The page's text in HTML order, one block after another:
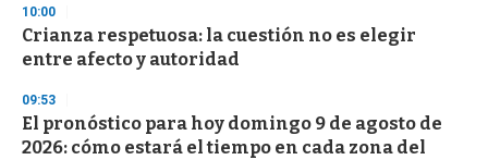
10:00
Crianza respetuosa: la cuestión no es elegir
entre afecto y autoridad
09:53
El pronóstico para hoy domingo 9 de agosto de
2026: cómo estará el tiempo en cada zona del